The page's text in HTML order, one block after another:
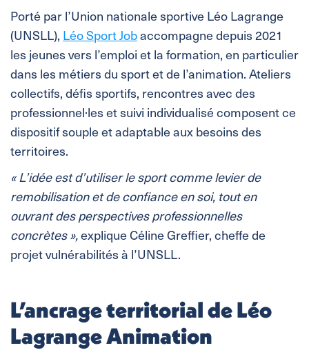
Porté par l’Union nationale sportive Léo Lagrange
(UNSLL), Léo Sport Jobaccompagne depuis 2021
les jeunes vers l’emploi et la formation, en particulier
dans les métiers du sport et de l’animation. Ateliers
collectifs, défis sportifs, rencontres avec des
professionnel·les et suivi individualisé composent ce
dispositif souple et adaptable aux besoins des
territoires.
« L’idée est d’utiliser le sport comme levier de
remobilisation et de confiance en soi, tout en
ouvrant des perspectives professionnelles
concrètes »,explique Céline Greffier, cheffe de
projet vulnérabilités à l’UNSLL.
L’ancrage territorial de Léo
Lagrange Animation